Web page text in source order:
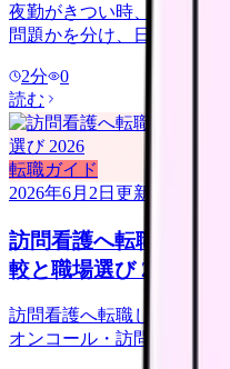
夜勤がきつい時、休めば回
問題かを分け、日勤のみ求
2分
0
読む
転職ガイド
2026年6月2日 更新
訪問看護へ転職すると
較と職場選び 2026
訪問看護へ転職して給料が
オンコール・訪問件数・管